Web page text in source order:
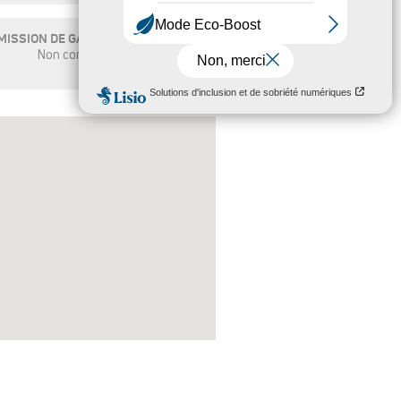
DE GAZ À EFFET DE SERRE
Non communiqué